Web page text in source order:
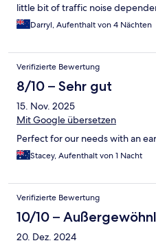
little bit of traffic noise
Darryl, Aufenthalt von 4 Nächten
Verifizierte Bewertung
8/10 – Sehr gut
15. Nov. 2025
Mit Google übersetzen
Perfect for our needs with an
Stacey, Aufenthalt von 1 Nacht
Verifizierte Bewertung
10/10 –
20. Dez. 2024